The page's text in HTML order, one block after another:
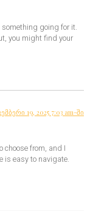
something going for it.
you might find your
19, 2025 7:03 am-ში
choose from, and I
is easy to navigate.